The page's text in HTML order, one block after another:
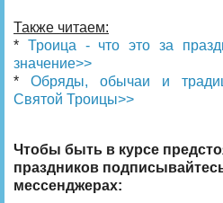
Также читаем:
* Троица - что это за
значение>>
* Обряды, обычаи и
Святой Троицы>>
Чтобы быть в курсе
праздников
мессенджерах: